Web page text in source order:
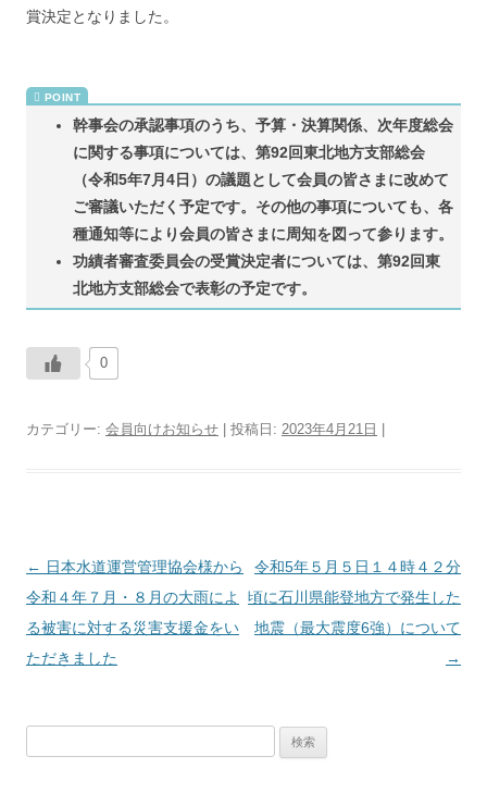
賞決定となりました。
幹事会の承認事項のうち、予算・決算関係、次年度総会
に関する事項については、第92回東北地方支部総会
（令和5年7月4日）の議題として会員の皆さまに改めて
ご審議いただく予定です。その他の事項についても、各
種通知等により会員の皆さまに周知を図って参ります。
功績者審査委員会の受賞決定者については、第92回東
北地方支部総会で表彰の予定です。
0
カテゴリー: 会員向けお知らせ | 投稿日: 2023年4月21日
投
稿
ナ
ビ
← 日本水道運営管理協会様から
令和４年７月・８月の大雨によ
る被害に対する災害支援金をい
ただきました
令和5年５月５日１４時４２分
頃に石川県能登地方で発生した
地震（最大震度6強）について
→